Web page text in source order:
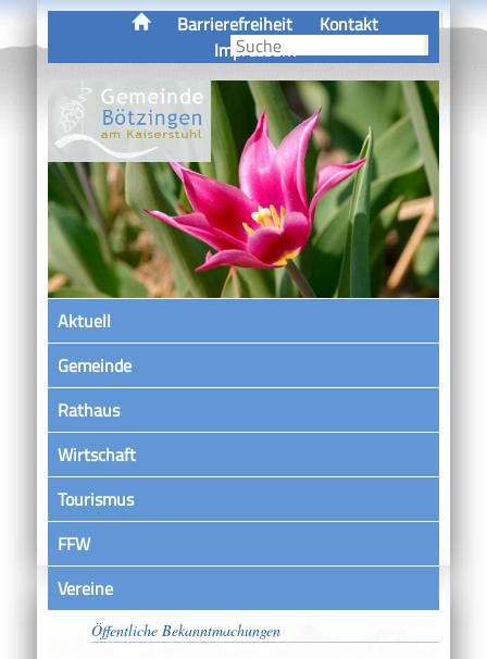
Barrierefreiheit
Kontakt
Impressum
Aktuell
Gemeinde
Rathaus
Wirtschaft
Tourismus
FFW
VereineSatzungen
Öffentliche Bekanntmachungen